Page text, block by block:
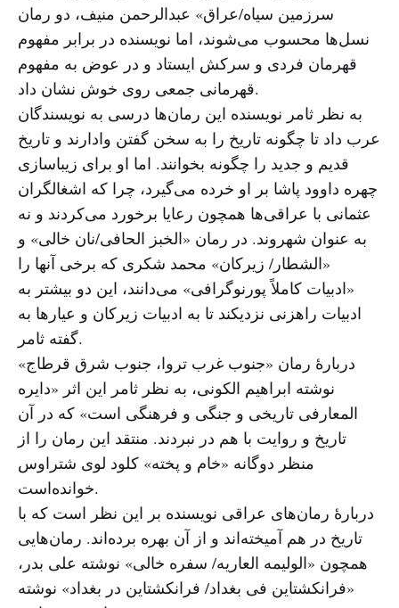
سرزمین سیاه/عراق» عبدالرحمن منیف، دو رمان
نسل‌ها محسوب می‌شوند، اما نویسنده در برابر مفهوم
قهرمان فردی و سرکش ایستاد و در عوض به مفهوم
قهرمانی جمعی روی خوش نشان داد.
به نظر ثامر نویسنده این رمان‌ها درسی به نویسندگان
عرب داد تا چگونه تاریخ را به سخن گفتن وادارند و تاریخ
قدیم و جدید را چگونه بخوانند. اما او برای زیباسازی
چهره داوود پاشا بر او خرده می‌گیرد، چرا که اشغالگران
عثمانی با عراقی‌ها همچون رعایا برخورد می‌کردند و نه
به عنوان شهروند. در رمان «الخبز الحافی/نان خالی» و
«الشطار/ زیرکان» محمد شکری که برخی آنها را
«ادبیات کاملاً پورنوگرافی» می‌دانند، این دو بیشتر به
ادبیات راهزنی نزدیکند تا به ادبیات زیرکان و عیارها به
گفته ثامر.
دربارهٔ رمان «جنوب غرب تروا، جنوب شرق قرطاج»
نوشته ابراهیم الکونی، به نظر ثامر این اثر «دایره
المعارفی تاریخی و جنگی و فرهنگی است» که در آن
تاریخ و روایت با هم در نبردند. منتقد این رمان را از
منظر دوگانه «خام و پخته» کلود لوی شتراوس
خوانده‌است.
دربارهٔ رمان‌های عراقی نویسنده بر این نظر است که با
تاریخ در هم آمیخته‌اند و از آن بهره برده‌اند. رمان‌هایی
همچون «الولیمه العاریه/ سفره خالی» نوشته علی بدر،
«فرانکشتاین فی بغداد/ فرانکشتاین در بغداد» نوشته